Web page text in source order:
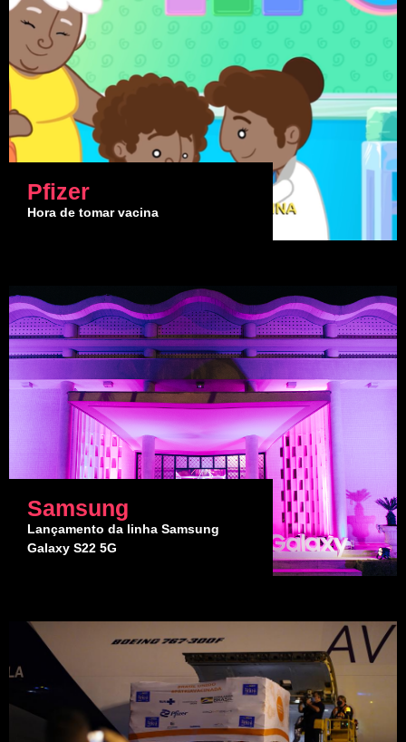
Pfizer
Hora de tomar vacina
Samsung
Lançamento da linha Samsung
Galaxy S22 5G